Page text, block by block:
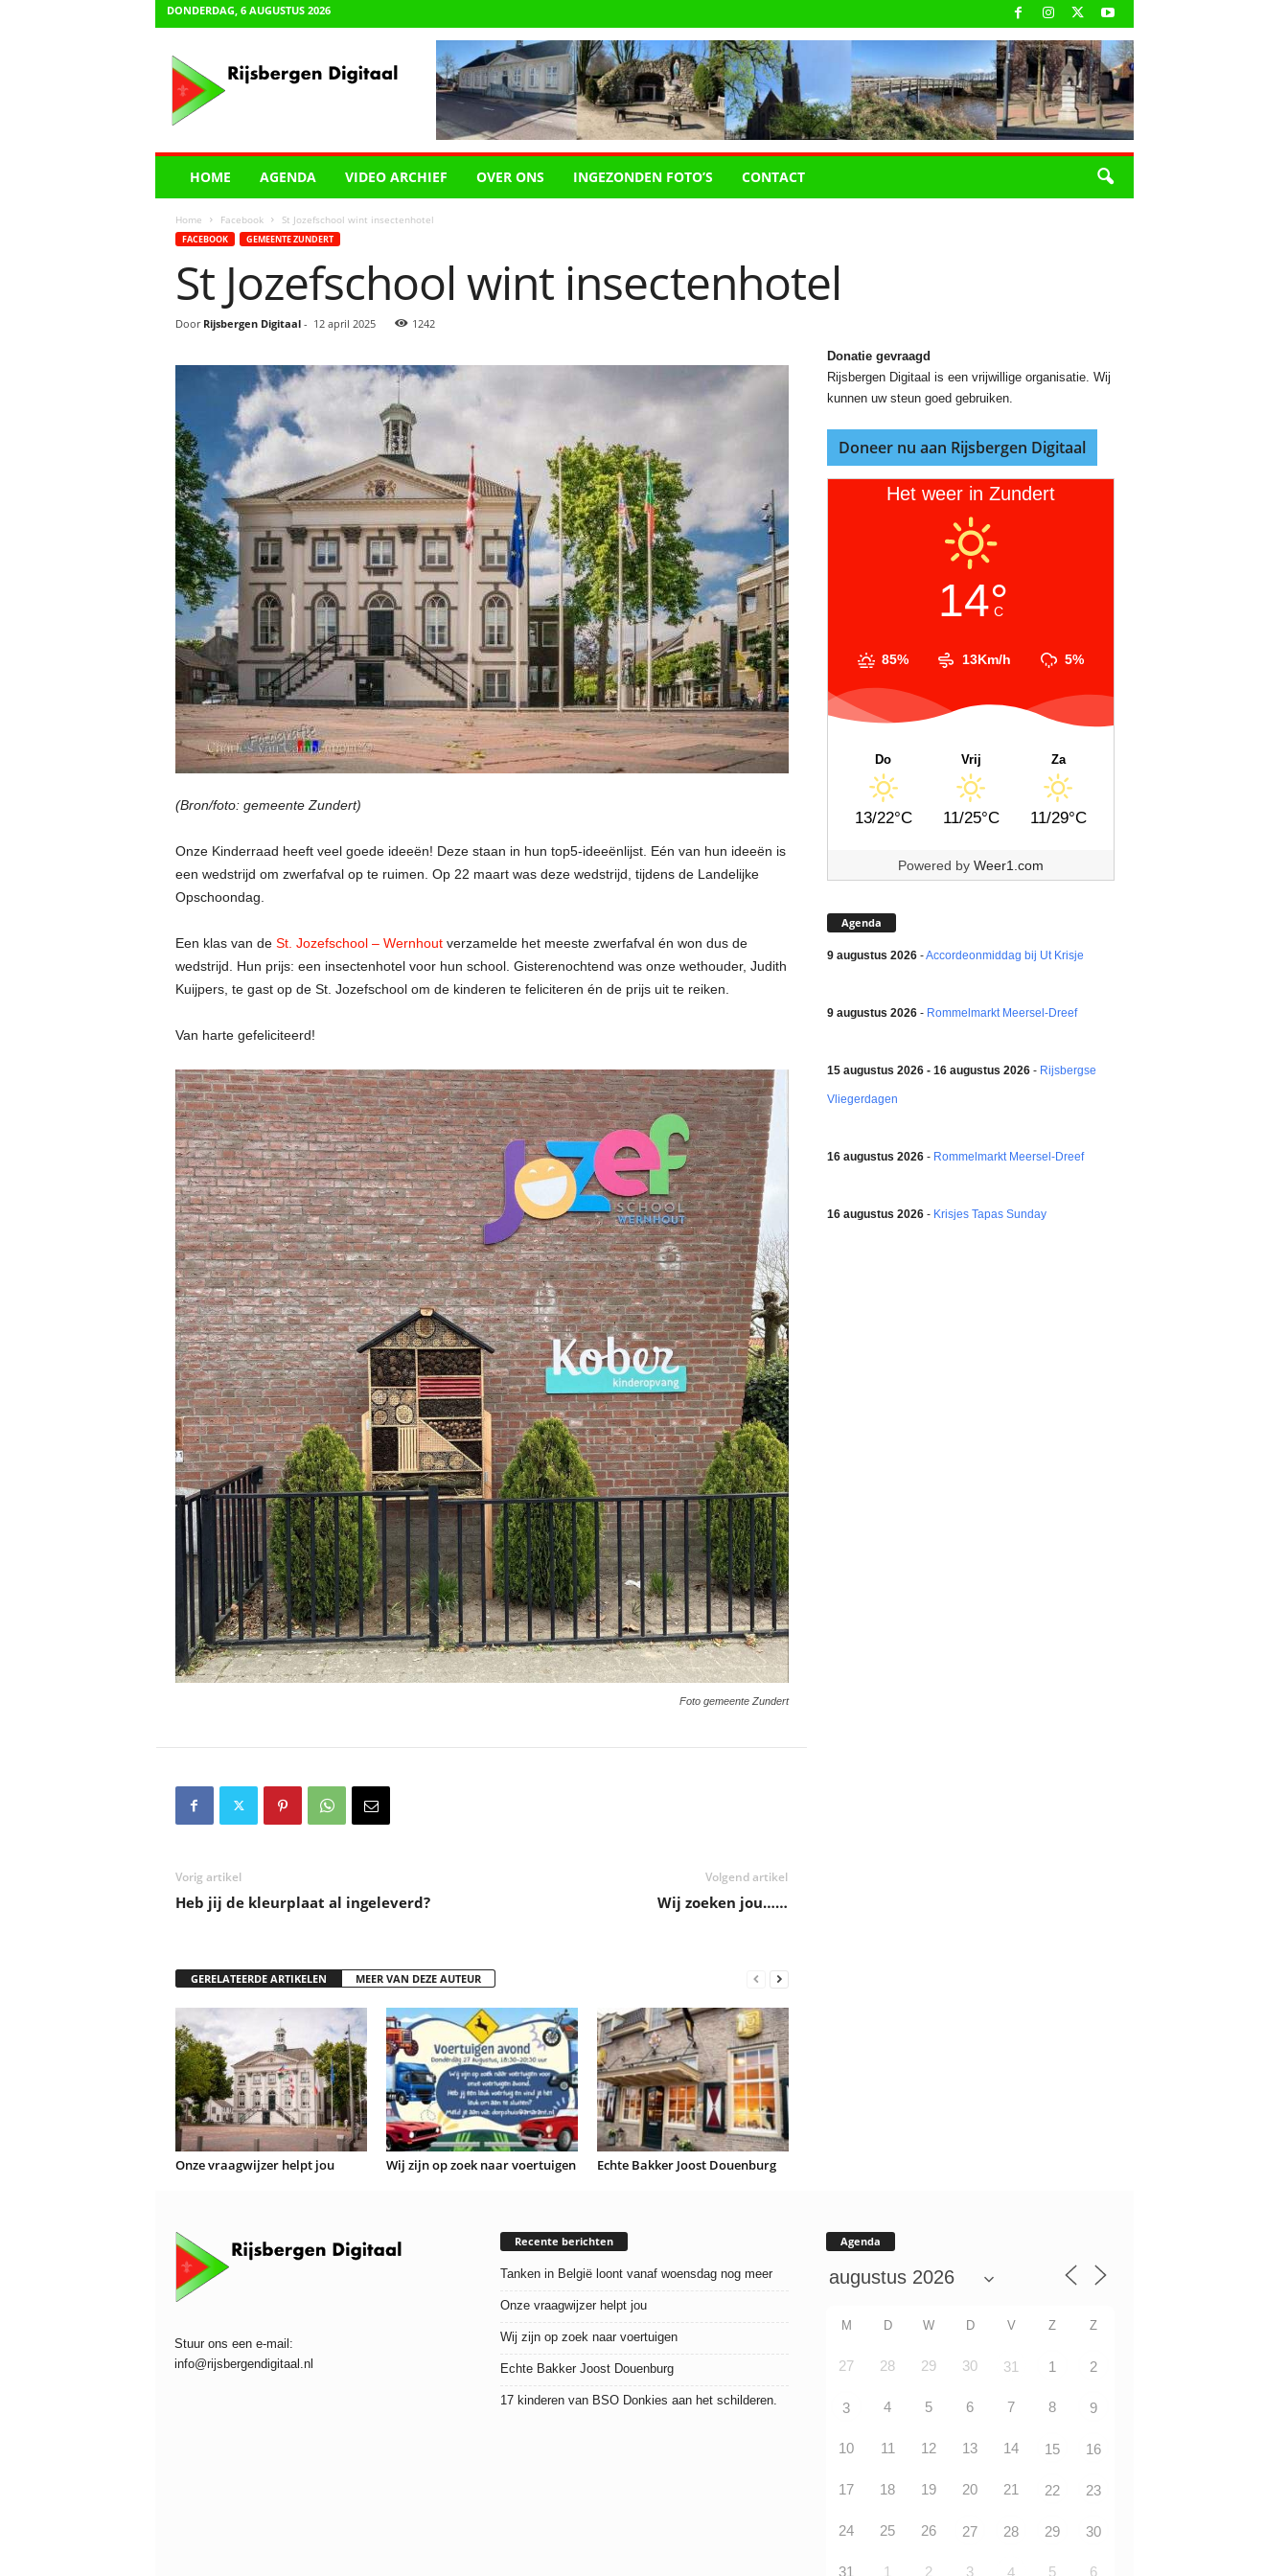
DONDERDAG, 6 AUGUSTUS 2026
HOME AGENDA VIDEO ARCHIEF OVER ONS INGEZONDEN FOTO’S CONTACT
Home Facebook St Jozefschool wint insectenhotel
FACEBOOK GEMEENTE ZUNDERT
St Jozefschool wint insectenhotel
Door Rijsbergen Digitaal- 12 april 2025 1242
(Bron/foto: gemeente Zundert)
Onze Kinderraad heeft veel goede ideeën! Deze staan in hun top5-ideeënlijst. Eén van hun ideeën is
een wedstrijd om zwerfafval op te ruimen. Op 22 maart was deze wedstrijd, tijdens de Landelijke
Opschoondag.
Een klas van de St. Jozefschool – Wernhoutverzamelde het meeste zwerfafval én won dus de
wedstrijd. Hun prijs: een insectenhotel voor hun school. Gisterenochtend was onze wethouder, Judith
Kuijpers, te gast op de St. Jozefschool om de kinderen te feliciteren én de prijs uit te reiken.
Van harte gefeliciteerd!
Foto gemeente Zundert
Vorig artikel
Heb jij de kleurplaat al ingeleverd?
Volgend artikel
Wij zoeken jou……
GERELATEERDE ARTIKELEN MEER VAN DEZE AUTEUR
Onze vraagwijzer helpt jou Wij zijn op zoek naar voertuigen Echte Bakker Joost Douenburg
Donatie gevraagd
Rijsbergen Digitaal is een vrijwillige organisatie. Wij
kunnen uw steun goed gebruiken.
Doneer nu aan Rijsbergen Digitaal
Het weer in Zundert
14°
C
85% 13Km/h 5%
Do
13/22°C
Vrij
11/25°C
Za
11/29°C
Powered by Weer1.com
Agenda
9 augustus 2026-Accordeonmiddag bij Ut Krisje
9 augustus 2026- Rommelmarkt Meersel-Dreef
15 augustus 2026 - 16 augustus 2026- Rijsbergse
Vliegerdagen
16 augustus 2026- Rommelmarkt Meersel-Dreef
16 augustus 2026- Krisjes Tapas Sunday
Stuur ons een e-mail:
info@rijsbergendigitaal.nl
Recente berichten
Tanken in België loont vanaf woensdag nog meer
Onze vraagwijzer helpt jou
Wij zijn op zoek naar voertuigen
Echte Bakker Joost Douenburg
17 kinderen van BSO Donkies aan het schilderen.
Agenda
M D W D V Z Z
27 28 29 30 31 1 2
3 4 5 6 7 8 9
10 11 12 13 14 15 16
17 18 19 20 21 22 23
24 25 26 27 28 29 30
31 1 2 3 5 6